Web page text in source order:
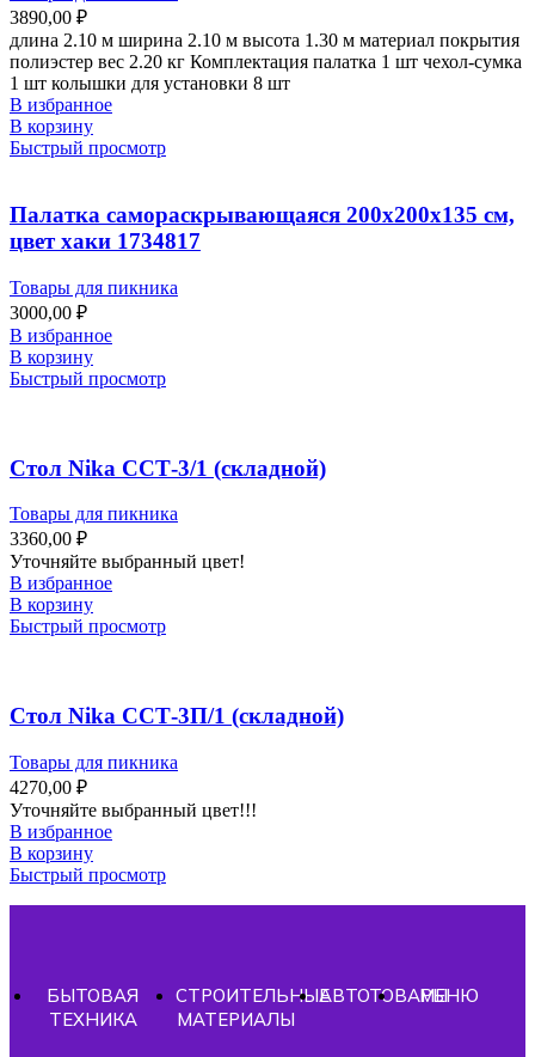
3890,00 ₽
длина 2.10 м ширина 2.10 м высота 1.30 м материал покрытия
полиэстер вес 2.20 кг Комплектация палатка 1 шт чехол-сумка
1 шт колышки для установки 8 шт
В избранное
В корзину
Быстрый просмотр
Палатка самораскрывающаяся 200х200х135 см,
цвет хаки 1734817
Товары для пикника
3000,00 ₽
В избранное
В корзину
Быстрый просмотр
Стол Nika ССТ-3/1 (складной)
Товары для пикника
3360,00 ₽
Уточняйте выбранный цвет!
В избранное
В корзину
Быстрый просмотр
Стол Nika ССТ-3П/1 (складной)
Товары для пикника
4270,00 ₽
Уточняйте выбранный цвет!!!
В избранное
В корзину
Быстрый просмотр
БЫТОВАЯ
ТЕХНИКА
СТРОИТЕЛЬНЫЕ
МАТЕРИАЛЫ
АВТОТОВАРЫМЕНЮ